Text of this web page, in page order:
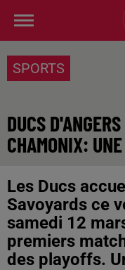
SPORTS
DUCS
CHAMONIX:
Les Ducs
Savoyards ce
samedi 12
premiers
des playoffs.